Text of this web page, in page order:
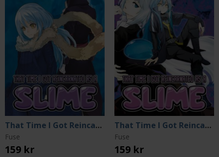
That Time I Got Reincarnated as a Slime 14
Fuse
159 kr
That Time I Got Reincarnated as a Slime 22
Fuse
159 kr